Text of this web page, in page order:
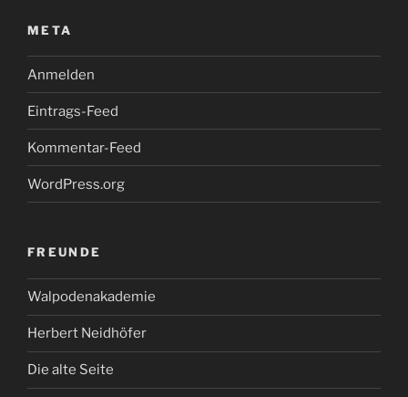
META
Anmelden
Eintrags-Feed
Kommentar-Feed
WordPress.org
FREUNDE
Walpodenakademie
Herbert Neidhöfer
Die alte Seite